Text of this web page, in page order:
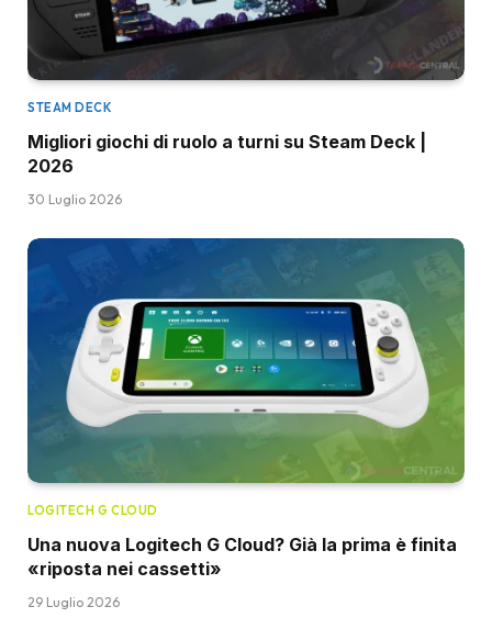
STEAM DECK
Migliori giochi di ruolo a turni su Steam Deck |
2026
30 Luglio 2026
LOGITECH G CLOUD
Una nuova Logitech G Cloud? Già la prima è finita
«riposta nei cassetti»
29 Luglio 2026